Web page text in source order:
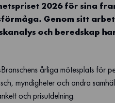
2026 för sina
Genom sitt
och beredskap
årliga mötesplats för
myndigheter och andra
och prisutdelning.